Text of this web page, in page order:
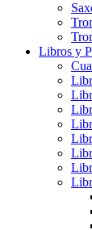
Libros y